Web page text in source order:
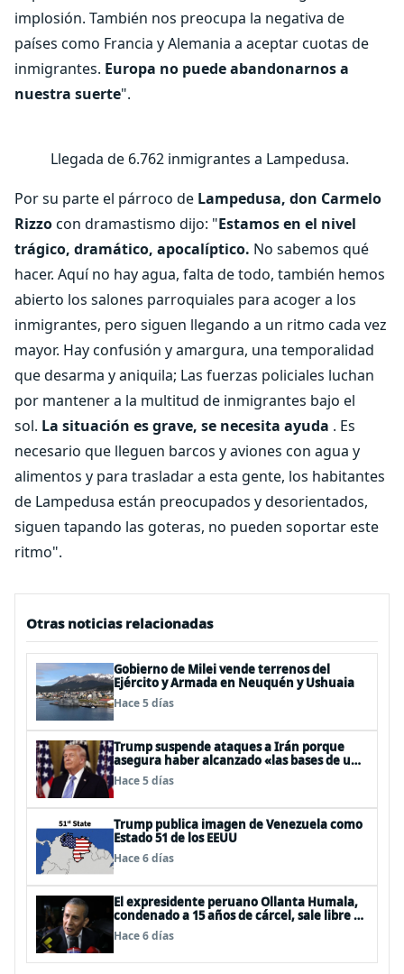
implosión. También nos preocupa la negativa de
países como Francia y Alemania a aceptar cuotas de
inmigrantes. Europa no puede abandonarnos a
nuestra suerte".
Llegada de 6.762 inmigrantes a Lampedusa.
Por su parte el párroco de Lampedusa, don Carmelo
Rizzocon dramastismo dijo: "Estamos en el nivel
trágico, dramático, apocalíptico. No sabemos qué
hacer. Aquí no hay agua, falta de todo, también hemos
abierto los salones parroquiales para acoger a los
inmigrantes, pero siguen llegando a un ritmo cada vez
mayor. Hay confusión y amargura, una temporalidad
que desarma y aniquila; Las fuerzas policiales luchan
por mantener a la multitud de inmigrantes bajo el
sol. La situación es grave, se necesita ayuda . Es
necesario que lleguen barcos y aviones con agua y
alimentos y para trasladar a esta gente, los habitantes
de Lampedusa están preocupados y desorientados,
siguen tapando las goteras, no pueden soportar este
ritmo".
Otras noticias relacionadas
Gobierno de Milei vende terrenos del
Ejército y Armada en Neuquén y Ushuaia
Hace 5 días
Trump suspende ataques a Irán porque
asegura haber alcanzado «las bases de un
acuerdo»
Hace 5 días
Trump publica imagen de Venezuela como
Estado 51 de los EEUU
Hace 6 días
El expresidente peruano Ollanta Humala,
condenado a 15 años de cárcel, sale libre al
anularse su caso
Hace 6 días